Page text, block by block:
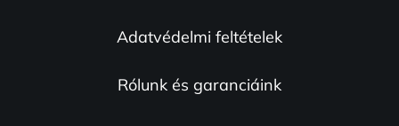
Adatvédelmi feltételek
Rólunk és garanciáink